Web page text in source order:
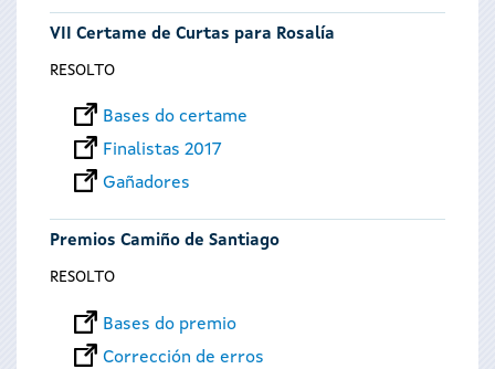
VII Certame de Curtas para Rosalía
RESOLTO
Bases do certame
Finalistas 2017
Gañadores
Premios Camiño de Santiago
RESOLTO
Bases do premio
Corrección de erros